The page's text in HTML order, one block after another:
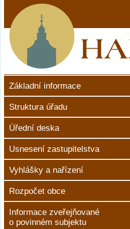
Základní informace
Struktura úřadu
Úřední deska
Usnesení zastupitelstva
Vyhlášky a nařízení
Rozpočet obce
Informace zveřejňované
o povinném subjektu